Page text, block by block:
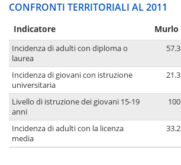
CONFRONTI TERRITORIALI AL 2011
Indicatore Murlo
Incidenza di adulti con diploma o
laurea
57.3
Incidenza di giovani con istruzione
universitaria
21.3
Livello di istruzione dei giovani 15-19
anni
100
Incidenza di adulti con la licenza
media
33.2